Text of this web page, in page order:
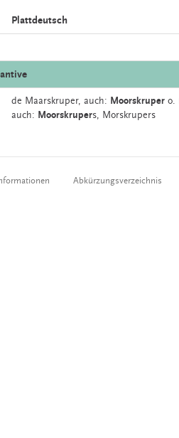
Plattdeutsch
de Maarskruper, auch: Moorskruper o.
auch: Moorskrupers, Morskrupers
Abkürzungsverzeichnis